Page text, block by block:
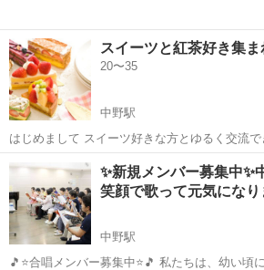
スイーツと紅茶好き集ま
20〜35
中野駅
はじめまして スイーツ好きな方とゆるく交流で
スイーツと紅茶を飲む会」を開催します☺️🍨 少人数でまったり楽しむ
予定です✨ ケーキやパフェやドーナツなどな
き！」という気持...
中野区 中野駅 その他 パフェ
✨新規メンバー募集中✨
笑顔で歌って元気になり
中野駅
🎵⭐合唱メンバー募集中⭐🎵 私たちは、幼い頃に歌った童謡、音楽の教